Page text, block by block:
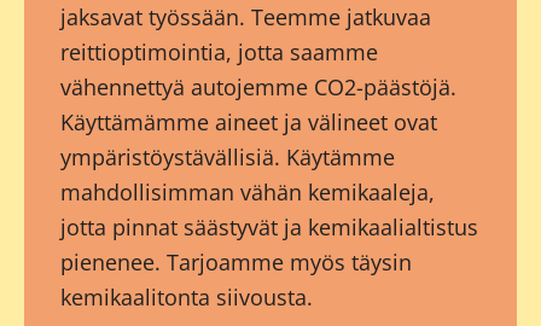
jaksavat työssään. Teemme jatkuvaa
reittioptimointia, jotta saamme
vähennettyä autojemme CO2-päästöjä.
Käyttämämme aineet ja välineet ovat
ympäristöystävällisiä. Käytämme
mahdollisimman vähän kemikaaleja,
jotta pinnat säästyvät ja kemikaalialtistus
pienenee. Tarjoamme myös täysin
kemikaalitonta siivousta.